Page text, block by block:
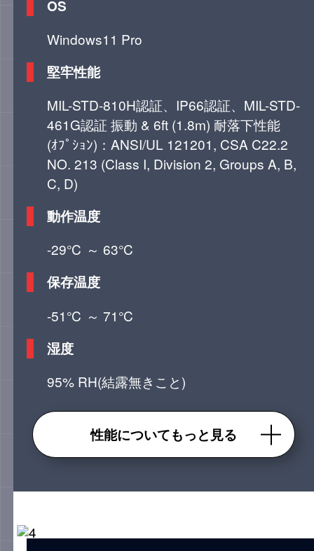
OS
Windows11 Pro
堅牢性能
MIL-STD-810H認証、IP66認証、MIL-STD-
461G認証 振動 & 6ft (1.8m) 耐落下性能
(ｵﾌﾟｼｮﾝ)：ANSI/UL 121201, CSA C22.2
NO. 213 (Class I, Division 2, Groups A, B,
C, D)
動作温度
-29℃ ～ 63℃
保存温度
-51℃ ～ 71℃
湿度
95% RH(結露無きこと)
性能についてもっと見る